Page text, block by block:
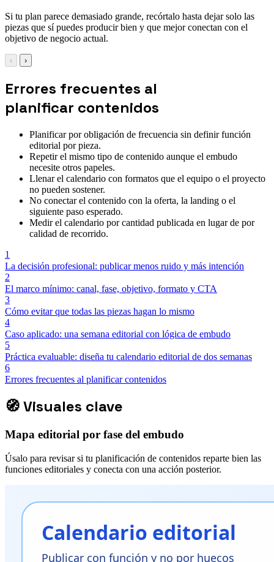
Si tu plan parece demasiado grande, recórtalo hasta dejar solo las
piezas que sí puedes producir bien y que mejor conectan con el
objetivo de negocio actual.
‹ ›
Errores frecuentes al
planificar contenidos
Planificar por obligación de frecuencia sin definir función
editorial por pieza.
Repetir el mismo tipo de contenido aunque el embudo
necesite otros papeles.
Llenar el calendario con formatos que el equipo o el proyecto
no pueden sostener.
No conectar el contenido con la oferta, la landing o el
siguiente paso esperado.
Medir el calendario por cantidad publicada en lugar de por
calidad de recorrido.
1
La decisión profesional: publicar menos ruido y más intención
2
El marco mínimo: canal, fase, objetivo, formato y CTA
3
Cómo evitar que todas las piezas hagan lo mismo
4
Caso aplicado: una semana editorial con lógica de embudo
5
Práctica evaluable: diseña tu calendario editorial de dos semanas
6
Errores frecuentes al planificar contenidos
🧭Visuales clave
Mapa editorial por fase del embudo
Úsalo para revisar si tu planificación de contenidos reparte bien las
funciones editoriales y conecta con una acción posterior.